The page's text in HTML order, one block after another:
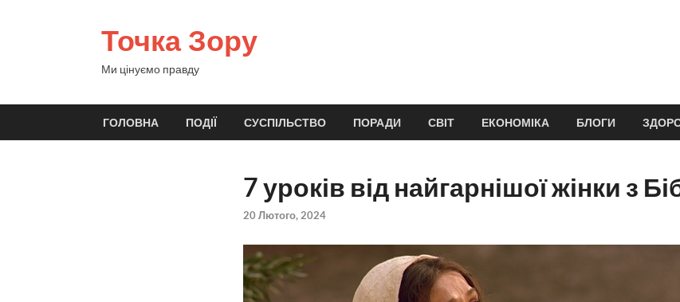
Точка Зору
Ми цінуємо правду
ГОЛОВНА ПОДІЇ СУСПІЛЬСТВО ПОРАДИ СВІТ ЕКОНОМІКА БЛОГИ
7 уроків від найгарнішої жінки з
20 Лютого, 2024